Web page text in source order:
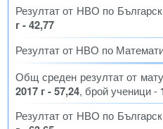
Резултат от НВО по
г - 42,77
Резултат от НВО по
Общ среден резултат от
2017 г - 57,24, брой ученици -
Резултат от НВО по